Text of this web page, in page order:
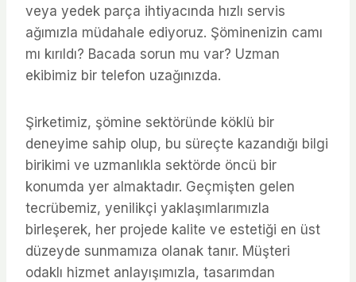
veya yedek parça ihtiyacında hızlı servis
ağımızla müdahale ediyoruz. Şöminenizin camı
mı kırıldı? Bacada sorun mu var? Uzman
ekibimiz bir telefon uzağınızda.
Şirketimiz, şömine sektöründe köklü bir
deneyime sahip olup, bu süreçte kazandığı bilgi
birikimi ve uzmanlıkla sektörde öncü bir
konumda yer almaktadır. Geçmişten gelen
tecrübemiz, yenilikçi yaklaşımlarımızla
birleşerek, her projede kalite ve estetiği en üst
düzeyde sunmamıza olanak tanır. Müşteri
odaklı hizmet anlayışımızla, tasarımdan